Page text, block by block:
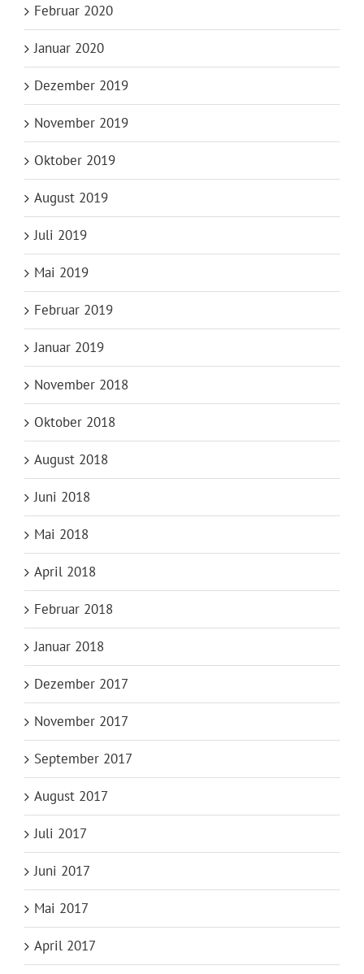
Februar 2020
Januar 2020
Dezember 2019
November 2019
Oktober 2019
August 2019
Juli 2019
Mai 2019
Februar 2019
Januar 2019
November 2018
Oktober 2018
August 2018
Juni 2018
Mai 2018
April 2018
Februar 2018
Januar 2018
Dezember 2017
November 2017
September 2017
August 2017
Juli 2017
Juni 2017
Mai 2017
April 2017